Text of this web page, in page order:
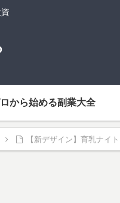
から始める副業大全
【新デザイン】育乳ナイ